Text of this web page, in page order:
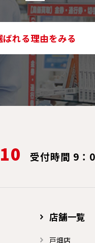
ばれる理由をみる
受付時間 9：
店舗一覧
戸畑店